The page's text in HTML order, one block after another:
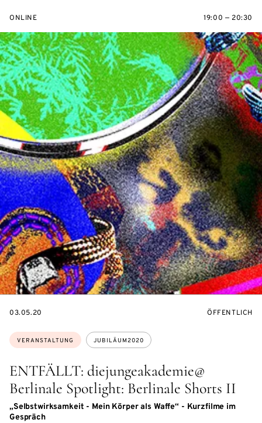
ONLINE 19:00 — 20:30
ENTFÄLLT: diejungeakademie@
Berlinale Spotlight: Berlinale Shorts II
„Selbstwirksamkeit - Mein Körper als Waffe“ - Kurzfilme im
Gespräch
Themen:
VERANSTALTUNG JUBILÄUM2020
EVENTBEGINSON
03.05.20 ÖFFENTLICH